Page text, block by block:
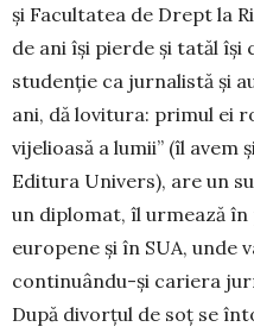
şi Facultatea de Drept la
de ani îşi pierde şi tatăl îşi
studenţie ca jurnalistă şi
ani, dă lovitura: primul ei
vijelioasă a lumii” (îl avem
Editura Univers), are un
un diplomat, îl ur­mea­ză
europene şi în SUA, unde
continuân­du-şi cariera
După divorţul de soţ se